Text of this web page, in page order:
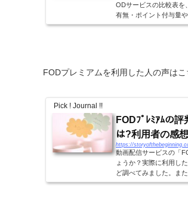
ODサービスの比較表を
有無・ポイント付与量
別比較表2019!(月額料
FODプレミアムを利用した人の声はこ
Pick ! Journal !!
FODﾌﾟﾚﾐｱﾑの
は?利用者の感
https://
動画配信サービスの「
ょうか？実際に利用し
ど調べてみました。ま
いる人はぜひ参考にし